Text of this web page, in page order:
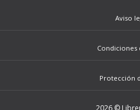
Aviso
Condiciones
Protección
2026 ©